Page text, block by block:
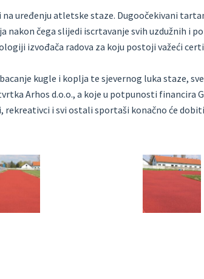
uređenju atletske staze. Dugoočekivani
nakon čega slijedi iscrtavanje svih uzdužnih i
izvođača radova za koju postoji važeći
kugle i koplja te sjevernog luka staze,
Arhos d.o.o., a koje u potpunosti financira
rekreativci i svi ostali sportaši konačno će